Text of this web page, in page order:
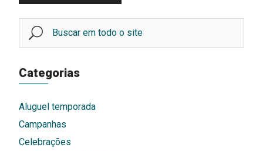
Categorias
Aluguel temporada
Campanhas
Celebrações